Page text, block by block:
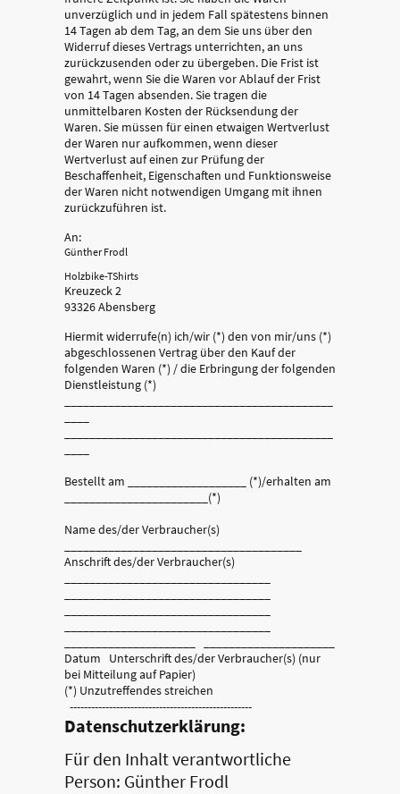
unverzüglich und in jedem Fall spätestens binnen
14 Tagen ab dem Tag, an dem Sie uns über den
Widerruf dieses Vertrags unterrichten, an uns
zurückzusenden oder zu übergeben. Die Frist ist
gewahrt, wenn Sie die Waren vor Ablauf der Frist
von 14 Tagen absenden. Sie tragen die
unmittelbaren Kosten der Rücksendung der
Waren. Sie müssen für einen etwaigen Wertverlust
der Waren nur aufkommen, wenn dieser
Wertverlust auf einen zur Prüfung der
Beschaffenheit, Eigenschaften und Funktionsweise
der Waren nicht notwendigen Umgang mit ihnen
zurückzuführen ist.
An:
Günther Frodl
Holzbike-TShirts
Kreuzeck 2
93326 Abensberg
Hiermit widerrufe(n) ich/wir (*) den von mir/uns (*)
abgeschlossenen Vertrag über den Kauf der
folgenden Waren (*) / die Erbringung der folgenden
Dienstleistung (*)
Bestellt am ___________________ (*)/erhalten am
_______________________(*)
Name des/der Verbraucher(s)
Anschrift des/der Verbraucher(s)
Datum Unterschrift des/der Verbraucher(s) (nur
bei Mitteilung auf Papier)
(*) Unzutreffendes streichen
---------------------------------------------------
Datenschutzerklärung:
Für den Inhalt verantwortliche
Person: Günther Frodl